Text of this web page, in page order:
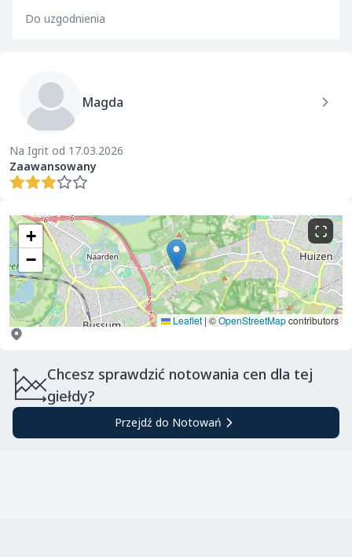
Do uzgodnienia
Magda
Na Igrit od 17.03.2026
Zaawansowany
+
−
Leaflet | ©OpenStreetMapcontributors
Chcesz sprawdzić notowania cen dla tej
giełdy?
Przejdź do Notowań